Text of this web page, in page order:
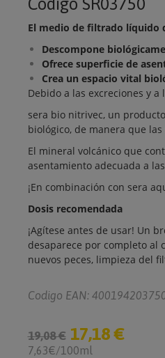
Código SR03750
El medio de filtrado líquido
Descompone
Ofrece superficie de
Crea un espacio vital
Debido a las excreciones y
sera bio nitrivec, un
biológico, de manera que
El mineral volcánico que
asentamiento adecuada a
¡En combinación con sera
Dosis recomendada
¡Agítese antes de usar! Un
desaparece por completo al
nuevos peces, limpieza del
Codigo EAN:
19,08 € 17,18 €
7,63€/100ml